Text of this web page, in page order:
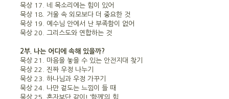
묵상 17. 네 목소리에는 힘이 있어
묵상 18. 거울 속 외모보다 더 중요한 것
묵상 19. 예수님 안에서 난 부족함이 없어
묵상 20. 그리스도와 연합하는 것
2부. 나는 어디에 속해 있을까?
묵상 21. 마음을 놓을 수 있는 안전지대 찾기
묵상 22. 진짜 우정 나누기
묵상 23. 하나님과 우정 가꾸기
묵상 24. 나만 겉도는 느낌이 들 때
묵상 25. 혼자보단 같이! ‘함께’의 힘